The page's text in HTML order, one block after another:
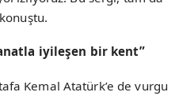
iyileşen bir kent”
Kemal Atatürk’e de vurgu